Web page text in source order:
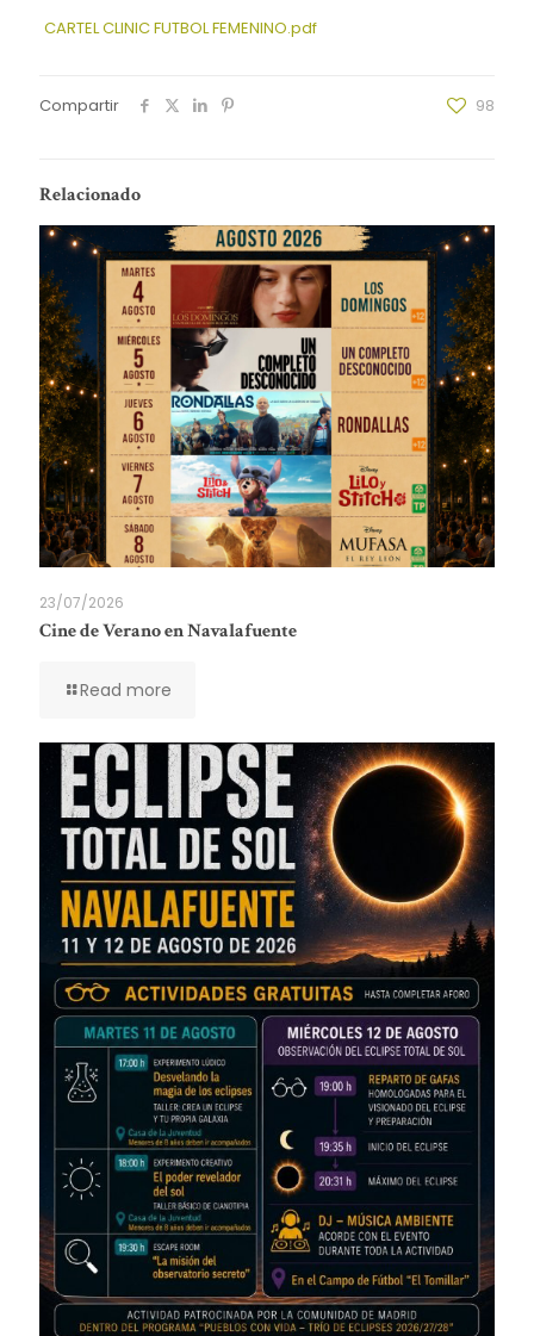
CARTEL CLINIC FUTBOL FEMENINO.pdf
Compartir 98
Relacionado
23/07/2026
Cine de Verano en Navalafuente
Read more